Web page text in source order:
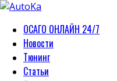
ОСАГО ОНЛАЙН 24/7
Новости
Тюнинг
Статьи